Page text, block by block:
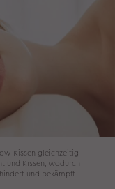
Kissen gleichzeitig
und Kissen, wodurch
und bekämpft